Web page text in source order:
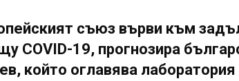
съюз върви към
COVID-19, прогнозира
който оглавява